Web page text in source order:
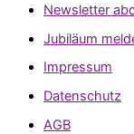
Newsletter
Jubiläum
Impressum
Datenschutz
AGB